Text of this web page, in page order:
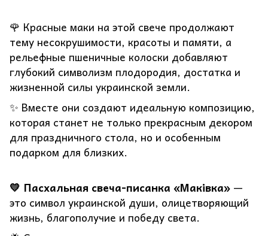
🌹 Красные маки на этой свече продолжают
тему несокрушимости, красоты и памяти, а
рельефные пшеничные колоски добавляют
глубокий символизм плодородия, достатка и
жизненной силы украинской земли.
✨ Вместе они создают идеальную композицию,
которая станет не только прекрасным декором
для праздничного стола, но и особенным
подарком для близких.
💛 Пасхальная свеча-писанка «Маківка» —
это символ украинской души, олицетворяющий
жизнь, благополучие и победу света.